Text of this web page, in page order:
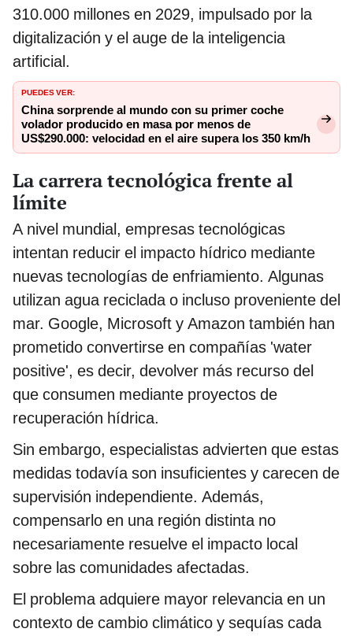
310.000 millones en 2029, impulsado por la
digitalización y el auge de la inteligencia
artificial.
PUEDES VER:
China sorprende al mundo con su primer coche
volador producido en masa por menos de
US$290.000: velocidad en el aire supera los 350 km/h
La carrera tecnológica frente al
límite
A nivel mundial, empresas tecnológicas
intentan reducir el impacto hídrico mediante
nuevas tecnologías de enfriamiento. Algunas
utilizan agua reciclada o incluso proveniente del
mar. Google, Microsoft y Amazon también han
prometido convertirse en compañías 'water
positive', es decir, devolver más recurso del
que consumen mediante proyectos de
recuperación hídrica.
Sin embargo, especialistas advierten que estas
medidas todavía son insuficientes y carecen de
supervisión independiente. Además,
compensarlo en una región distinta no
necesariamente resuelve el impacto local
sobre las comunidades afectadas.
El problema adquiere mayor relevancia en un
contexto de cambio climático y sequías cada